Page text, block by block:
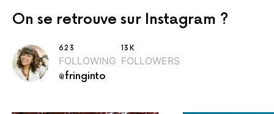
On se retrouve sur Instagram ?
623
FOLLOWING
13K
FOLLOWERS
@fringinto